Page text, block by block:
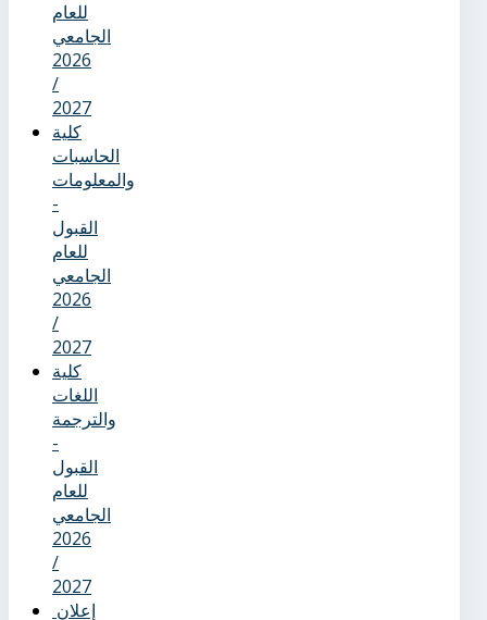
للعام
الجامعي
2026
/
2027
كلية
الحاسبات
والمعلومات
-
القبول
للعام
الجامعي
2026
/
2027
كلية
اللغات
والترجمة
-
القبول
للعام
الجامعي
2026
/
2027